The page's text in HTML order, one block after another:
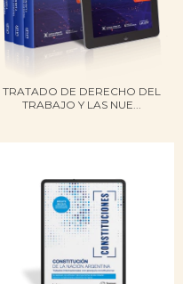
TRATADO DE DERECHO DEL
TRABAJO Y LAS NUE...